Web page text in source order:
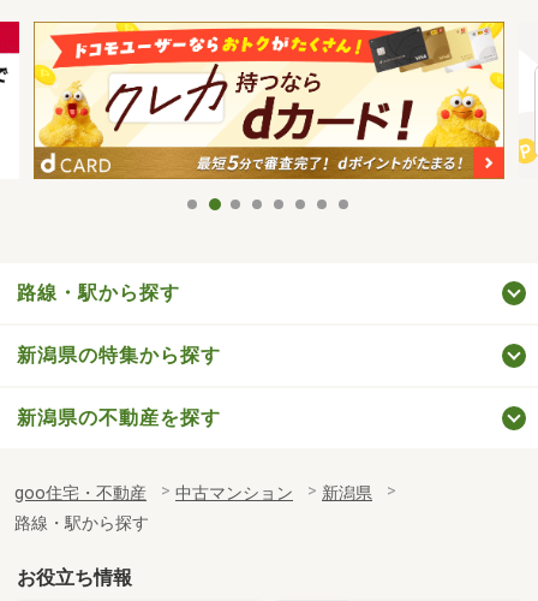
路線・駅から探す
新潟県の特集から探す
新潟県の不動産を探す
goo住宅・不動産 中古マンション
新潟県
路線・駅から探す
お役立ち情報